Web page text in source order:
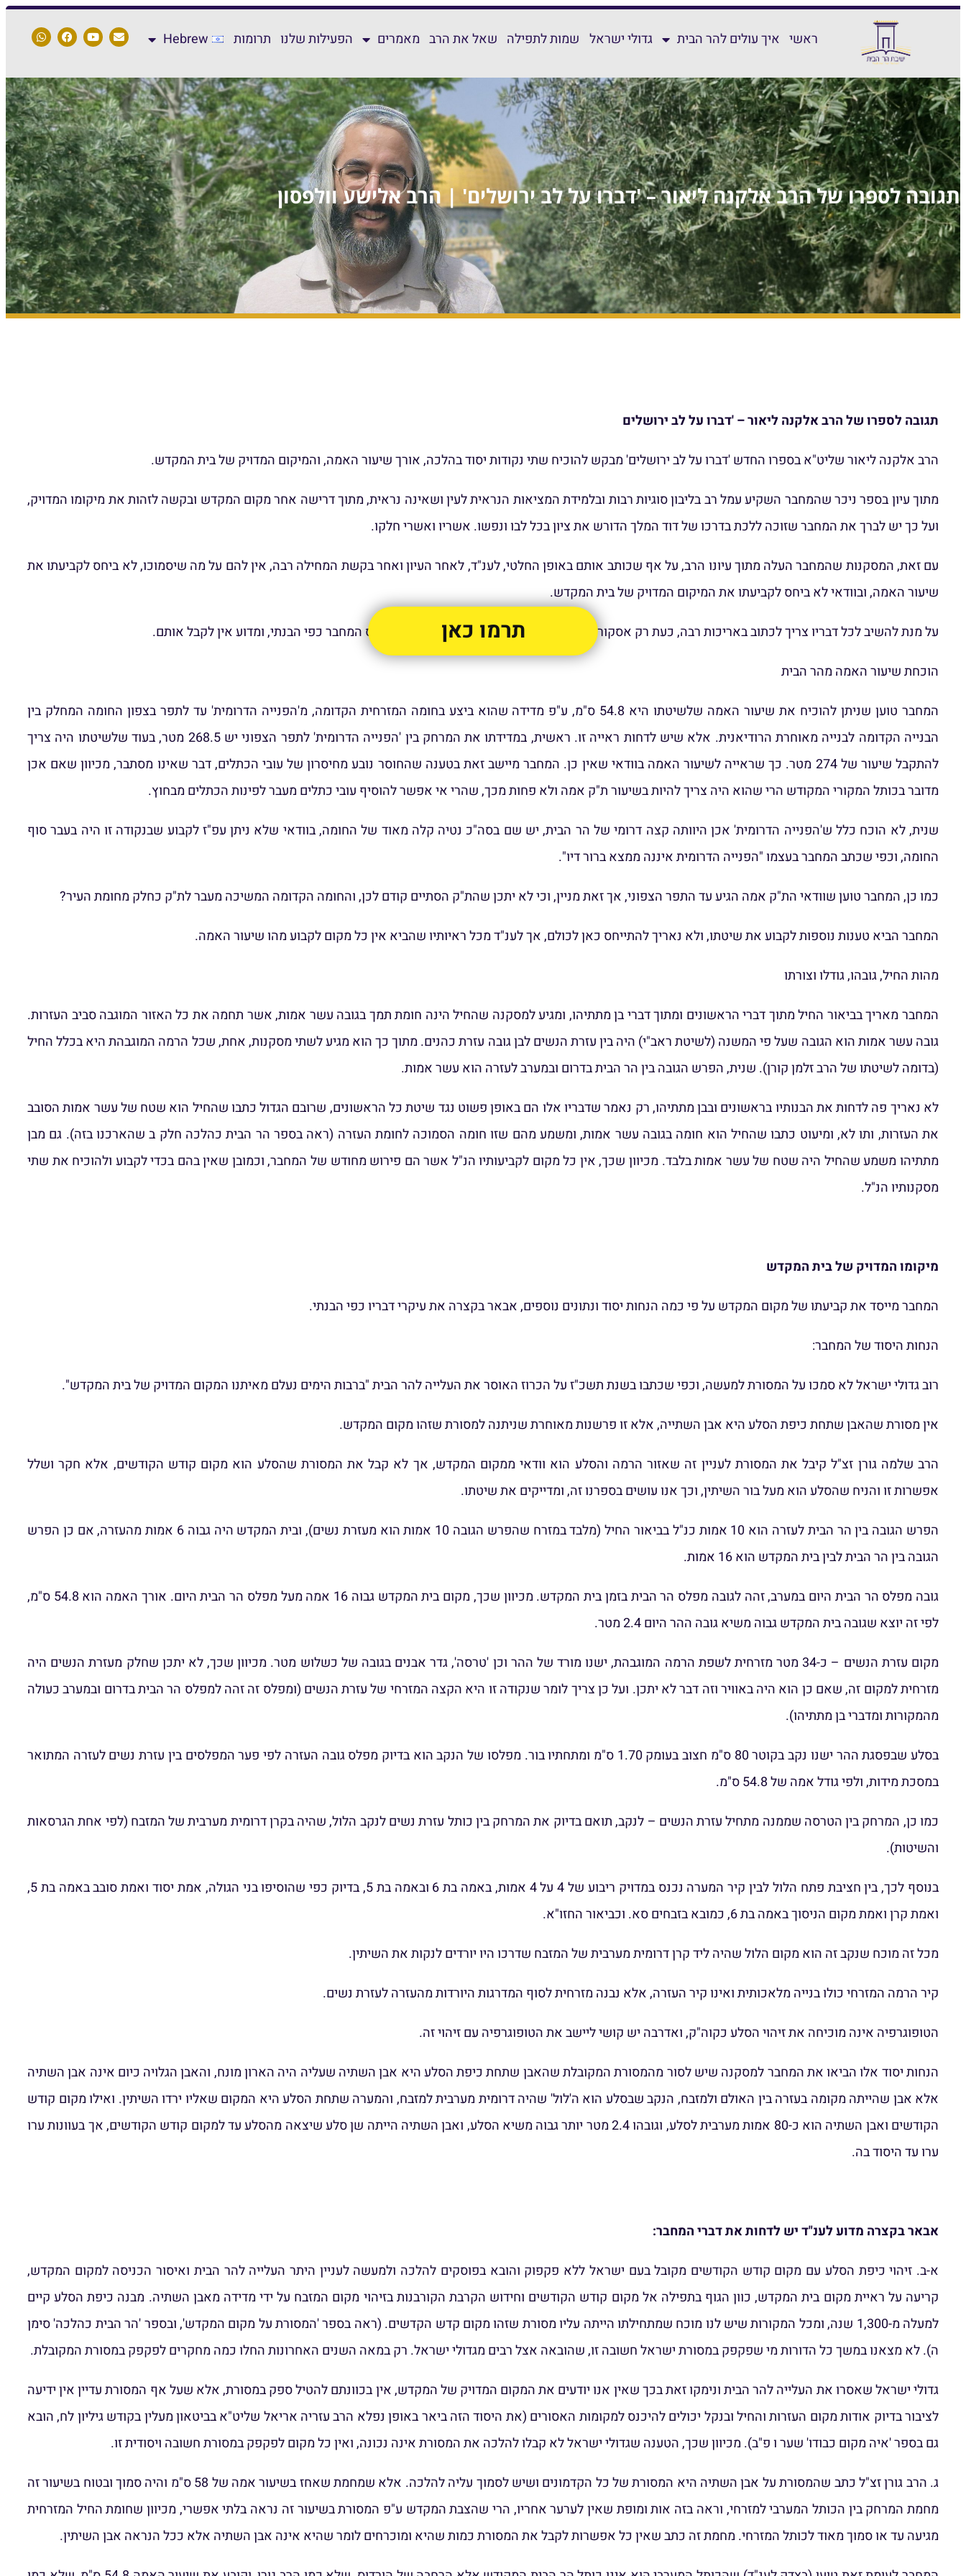
ראשי איך עולים להר הבית גדולי ישראל שמות לתפילה שאל את הרב מאמרים הפעילות שלנו תרומות Hebrew
תגובה לספרו של הרב אלקנה ליאור – 'דברו על לב ירושלים' | הרב אלישע וולפסון
תגובה לספרו של הרב אלקנה ליאור – 'דברו על לב ירושלים
הרב אלקנה ליאור שליט"א בספרו החדש 'דברו על לב ירושלים' מבקש להוכיח שתי נקודות יסוד בהלכה, אורך שיעור האמה, והמיקום המדויק של בית המקדש.
מתוך עיון בספר ניכר שהמחבר השקיע עמל רב בליבון סוגיות רבות ובלמידת המציאות הנראית לעין ושאינה נראית, מתוך דרישה אחר מקום המקדש ובקשה לזהות את מיקומו המדויק,
ועל כך יש לברך את המחבר שזוכה ללכת בדרכו של דוד המלך הדורש את ציון בכל לבו ונפשו. אשריו ואשרי חלקו.
עם זאת, המסקנות שהמחבר העלה מתוך עיונו הרב, על אף שכותב אותם באופן החלטי, לענ"ד, לאחר העיון ואחר בקשת המחילה רבה, אין להם על מה שיסמוכו, לא ביחס לקביעתו את
שיעור האמה, ובוודאי לא ביחס לקביעתו את המיקום המדויק של בית המקדש.
על מנת להשיב לכל דבריו צריך לכתוב באריכות רבה, כעת רק אסקור בקצרה את הנקודות המרכזיות עליהם מתבסס המחבר כפי הבנתי, ומדוע אין לקבל אותם.
הוכחת שיעור האמה מהר הבית
המחבר טוען שניתן להוכיח את שיעור האמה שלשיטתו היא 54.8 ס"מ, ע"פ מדידה שהוא ביצע בחומה המזרחית הקדומה, מ'הפנייה הדרומית' עד לתפר בצפון החומה המחלק בין
הבנייה הקדומה לבנייה מאוחרת הרודיאנית. אלא שיש לדחות ראייה זו. ראשית, במדידתו את המרחק בין 'הפנייה הדרומית' לתפר הצפוני יש 268.5 מטר, בעוד שלשיטתו היה צריך
להתקבל שיעור של 274 מטר. כך שראייה לשיעור האמה בוודאי שאין כן. המחבר מיישב זאת בטענה שהחוסר נובע מחיסרון של עובי הכתלים, דבר שאינו מסתבר, מכיוון שאם אכן
מדובר בכותל המקורי המקודש הרי שהוא היה צריך להיות בשיעור ת"ק אמה ולא פחות מכך, שהרי אי אפשר להוסיף עובי כתלים מעבר לפינות הכתלים מבחוץ.
שנית, לא הוכח כלל ש'הפנייה הדרומית' אכן היוותה קצה דרומי של הר הבית, יש שם בסה"כ נטיה קלה מאוד של החומה, בוודאי שלא ניתן עפ"ז לקבוע שבנקודה זו היה בעבר סוף
החומה, וכפי שכתב המחבר בעצמו "הפנייה הדרומית איננה ממצא ברור דיו".
כמו כן, המחבר טוען שוודאי הת"ק אמה הגיע עד התפר הצפוני, אך זאת מניין, וכי לא יתכן שהת"ק הסתיים קודם לכן, והחומה הקדומה המשיכה מעבר לת"ק כחלק מחומת העיר?
המחבר הביא טענות נוספות לקבוע את שיטתו, ולא נאריך להתייחס כאן לכולם, אך לענ"ד מכל ראיותיו שהביא אין כל מקום לקבוע מהו שיעור האמה.
מהות החיל, גובהו, גודלו וצורתו
המחבר מאריך בביאור החיל מתוך דברי הראשונים ומתוך דברי בן מתתיהו, ומגיע למסקנה שהחיל הינה חומת תמך בגובה עשר אמות, אשר תחמה את כל האזור המוגבה סביב העזרות.
גובה עשר אמות הוא הגובה שעל פי המשנה (לשיטת ראב"י) היה בין עזרת הנשים לבן גובה עזרת כהנים. מתוך כך הוא מגיע לשתי מסקנות, אחת, שכל הרמה המוגבהת היא בכלל החיל
(בדומה לשיטתו של הרב זלמן קורן). שנית, הפרש הגובה בין הר הבית בדרום ובמערב לעזרה הוא עשר אמות.
לא נאריך פה לדחות את הבנותיו בראשונים ובבן מתתיהו, רק נאמר שדבריו אלו הם באופן פשוט נגד שיטת כל הראשונים, שרובם הגדול כתבו שהחיל הוא שטח של עשר אמות הסובב
את העזרות, ותו לא, ומיעוט כתבו שהחיל הוא חומה בגובה עשר אמות, ומשמע מהם שזו חומה הסמוכה לחומת העזרה (ראה בספר הר הבית כהלכה חלק ב שהארכנו בזה). גם מבן
מתתיהו משמע שהחיל היה שטח של עשר אמות בלבד. מכיוון שכך, אין כל מקום לקביעותיו הנ"ל אשר הם פירוש מחודש של המחבר, וכמובן שאין בהם בכדי לקבוע ולהוכיח את שתי
מסקנותיו הנ"ל.
מיקומו המדויק של בית המקדש
המחבר מייסד את קביעתו של מקום המקדש על פי כמה הנחות יסוד ונתונים נוספים, אבאר בקצרה את עיקרי דבריו כפי הבנתי.
הנחות היסוד של המחבר:
רוב גדולי ישראל לא סמכו על המסורת למעשה, וכפי שכתבו בשנת תשכ"ז על הכרוז האוסר את העלייה להר הבית "ברבות הימים נעלם מאיתנו המקום המדויק של בית המקדש".
אין מסורת שהאבן שתחת כיפת הסלע היא אבן השתייה, אלא זו פרשנות מאוחרת שניתנה למסורת שזהו מקום המקדש.
הרב שלמה גורן זצ"ל קיבל את המסורת לעניין זה שאזור הרמה והסלע הוא וודאי ממקום המקדש, אך לא קבל את המסורת שהסלע הוא מקום קודש הקודשים, אלא חקר ושלל
אפשרות זו והניח שהסלע הוא מעל בור השיתין, וכך אנו עושים בספרנו זה, ומדייקים את שיטתו.
הפרש הגובה בין הר הבית לעזרה הוא 10 אמות כנ"ל בביאור החיל (מלבד במזרח שהפרש הגובה 10 אמות הוא מעזרת נשים), ובית המקדש היה גבוה 6 אמות מהעזרה, אם כן הפרש
הגובה בין הר הבית לבין בית המקדש הוא 16 אמות.
גובה מפלס הר הבית היום במערב, זהה לגובה מפלס הר הבית בזמן בית המקדש. מכיוון שכך, מקום בית המקדש גבוה 16 אמה מעל מפלס הר הבית היום. אורך האמה הוא 54.8 ס"מ,
לפי זה יוצא שגובה בית המקדש גבוה משיא גובה ההר היום 2.4 מטר.
מקום עזרת הנשים – כ-34 מטר מזרחית לשפת הרמה המוגבהת, ישנו מורד של ההר וכן 'טרסה', גדר אבנים בגובה של כשלוש מטר. מכיוון שכך, לא יתכן שחלק מעזרת הנשים היה
מזרחית למקום זה, שאם כן הוא היה באוויר וזה דבר לא יתכן. ועל כן צריך לומר שנקודה זו היא הקצה המזרחי של עזרת הנשים (ומפלס זה זהה למפלס הר הבית בדרום ובמערב כעולה
מהמקורות ומדברי בן מתתיהו).
בסלע שבפסגת ההר ישנו נקב בקוטר 80 ס"מ חצוב בעומק 1.70 ס"מ ומתחתיו בור. מפלסו של הנקב הוא בדיוק מפלס גובה העזרה לפי פער המפלסים בין עזרת נשים לעזרה המתואר
במסכת מידות, ולפי גודל אמה של 54.8 ס"מ.
כמו כן, המרחק בין הטרסה שממנה מתחיל עזרת הנשים – לנקב, תואם בדיוק את המרחק בין כותל עזרת נשים לנקב הלול, שהיה בקרן דרומית מערבית של המזבח (לפי אחת הגרסאות
והשיטות).
בנוסף לכך, בין חציבת פתח הלול לבין קיר המערה נכנס במדויק ריבוע של 4 על 4 אמות, באמה בת 6 ובאמה בת 5, בדיוק כפי שהוסיפו בני הגולה, אמת יסוד ואמת סובב באמה בת 5,
ואמת קרן ואמת מקום הניסוך באמה בת 6, כמובא בזבחים סא. וכביאור החזו"א.
מכל זה מוכח שנקב זה הוא מקום הלול שהיה ליד קרן דרומית מערבית של המזבח שדרכו היו יורדים לנקות את השיתין.
קיר הרמה המזרחי כולו בנייה מלאכותית ואינו קיר העזרה, אלא נבנה מזרחית לסוף המדרגות היורדות מהעזרה לעזרת נשים.
הטופוגרפיה אינה מוכיחה את זיהוי הסלע כקוה"ק, ואדרבה יש קושי ליישב את הטופוגרפיה עם זיהוי זה.
הנחות יסוד אלו הביאו את המחבר למסקנה שיש לסור מהמסורת המקובלת שהאבן שתחת כיפת הסלע היא אבן השתיה שעליה היה הארון מונח, והאבן הגלויה כיום אינה אבן השתיה
אלא אבן שהייתה מקומה בעזרה בין האולם ולמזבח, הנקב שבסלע הוא ה'לול' שהיה דרומית מערבית למזבח, והמערה שתחת הסלע היא המקום שאליו ירדו השיתין. ואילו מקום קודש
הקודשים ואבן השתיה הוא כ-80 אמות מערבית לסלע, וגובהו 2.4 מטר יותר גבוה משיא הסלע, ואבן השתיה הייתה שן סלע שיצאה מהסלע עד למקום קודש הקודשים, אך בעוונות ערו
ערו עד היסוד בה.
אבאר בקצרה מדוע לענ"ד יש לדחות את דברי המחבר:
א-ב. זיהוי כיפת הסלע עם מקום קודש הקודשים מקובל בעם ישראל ללא פקפוק והובא בפוסקים להלכה ולמעשה לעניין היתר העלייה להר הבית ואיסור הכניסה למקום המקדש,
קריעה על ראיית מקום בית המקדש, כוון הגוף בתפילה אל מקום קודש הקודשים וחידוש הקרבת הקורבנות בזיהוי מקום המזבח על ידי מדידה מאבן השתיה. מבנה כיפת הסלע קיים
למעלה מ-1,300 שנה, ומכל המקורות שיש לנו מוכח שמתחילתו הייתה עליו מסורת שזהו מקום קדש הקדשים. (ראה בספר 'המסורת על מקום המקדש', ובספר 'הר הבית כהלכה' סימן
ה). לא מצאנו במשך כל הדורות מי שפקפק במסורת ישראל חשובה זו, שהובאה אצל רבים מגדולי ישראל. רק במאה השנים האחרונות החלו כמה מחקרים לפקפק במסורת המקובלת.
גדולי ישראל שאסרו את העלייה להר הבית ונימקו זאת בכך שאין אנו יודעים את המקום המדויק של המקדש, אין בכוונתם להטיל ספק במסורת, אלא שעל אף המסורת עדיין אין ידיעה
לציבור בדיוק אודות מקום העזרות והחיל ובנקל יכולים להיכנס למקומות האסורים (את היסוד הזה ביאר באופן נפלא הרב עזריה אריאל שליט"א בביטאון מעלין בקודש גיליון לח, הובא
גם בספר 'איה מקום כבודו' שער ו פ"ב). מכיוון שכך, הטענה שגדולי ישראל לא קבלו להלכה את המסורת אינה נכונה, ואין כל מקום לפקפק במסורת חשובה ויסודית זו.
ג. הרב גורן זצ"ל כתב שהמסורת על אבן השתיה היא המסורת של כל הקדמונים ושיש לסמוך עליה להלכה. אלא שמחמת שאחז בשיעור אמה של 58 ס"מ והיה סמוך ובטוח בשיעור זה
מחמת המרחק בין הכותל המערבי למזרחי, וראה בזה אות ומופת שאין לערער אחריו, הרי שהצבת המקדש ע"פ המסורת בשיעור זה נראה בלתי אפשרי, מכיוון שחומת החיל המזרחית
מגיעה עד או סמוך מאוד לכותל המזרחי. מחמת זה כתב שאין כל אפשרות לקבל את המסורת כמות שהיא ומוכרחים לומר שהיא אינה אבן השתיה אלא ככל הנראה אבן השיתין.
תרמו כאן